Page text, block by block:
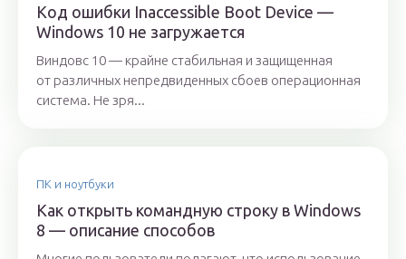
Код ошибки Inaccessible Boot Device —
Windows 10 не загружается
Виндовс 10 — крайне стабильная и защищенная
от различных непредвиденных сбоев операционная
система. Не зря...
ПК и ноутбуки
Как открыть командную строку в Windows
8 — описание способов